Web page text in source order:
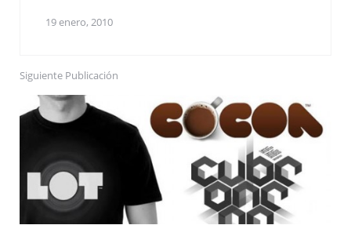
19 enero, 2010
Siguiente Publicación